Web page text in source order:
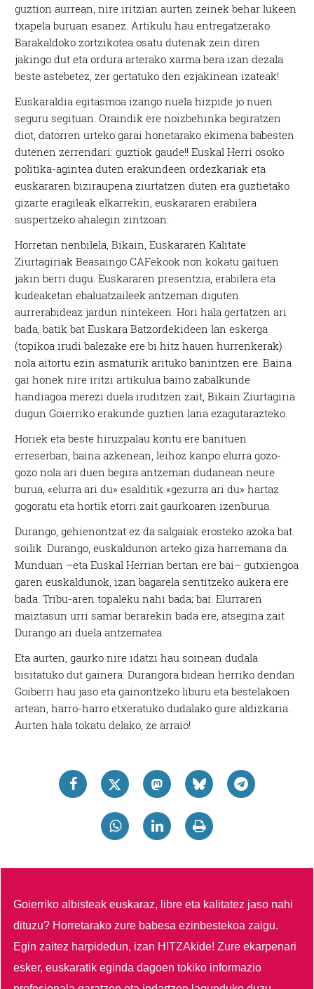
guztion aurrean, nire iritzian aurten zeinek behar lukeen
txapela buruan esanez. Artikulu hau entregatzerako
Barakaldoko zortzikotea osatu dutenak zein diren
jakingo dut eta ordura arterako xarma bera izan dezala
beste astebetez, zer gertatuko den ezjakinean izateak!
Euskaraldia egitasmoa izango nuela hizpide jo nuen
seguru segituan. Oraindik ere noizbehinka begiratzen
diot, datorren urteko garai honetarako ekimena babesten
dutenen zerrendari: guztiok gaude!! Euskal Herri osoko
politika-agintea duten erakundeen ordezkariak eta
euskararen biziraupena ziurtatzen duten era guztietako
gizarte eragileak elkarrekin, euskararen erabilera
suspertzeko ahalegin zintzoan.
Horretan nenbilela, Bikain, Euskararen Kalitate
Ziurtagiriak Beasaingo CAFekook non kokatu gaituen
jakin berri dugu. Euskararen presentzia, erabilera eta
kudeaketan ebaluatzaileek antzeman diguten
aurrerabideaz jardun nintekeen. Hori hala gertatzen ari
bada, batik bat Euskara Batzordekideen lan eskerga
(topikoa irudi balezake ere bi hitz hauen hurrenkerak)
nola aitortu ezin asmaturik arituko banintzen ere. Baina
gai honek nire iritzi artikulua baino zabalkunde
handiagoa merezi duela iruditzen zait, Bikain Ziurtagiria
dugun Goierriko erakunde guztien lana ezagutarazteko.
Horiek eta beste hiruzpalau kontu ere banituen
erreserban, baina azkenean, leihoz kanpo elurra gozo-
gozo nola ari duen begira antzeman dudanean neure
burua, «elurra ari du» esalditik «gezurra ari du» hartaz
gogoratu eta hortik etorri zait gaurkoaren izenburua.
Durango, gehienontzat ez da salgaiak erosteko azoka bat
soilik. Durango, euskaldunon arteko giza harremana da.
Munduan –eta Euskal Herrian bertan ere bai– gutxiengoa
garen euskaldunok, izan bagarela sentitzeko aukera ere
bada. Tribu-aren topaleku nahi bada; bai. Elurraren
maiztasun urri samar berarekin bada ere, atsegina zait
Durango ari duela antzematea.
Eta aurten, gaurko nire idatzi hau soinean dudala
bisitatuko dut gainera: Durangora bidean herriko dendan
Goiberri hau jaso eta gainontzeko liburu eta bestelakoen
artean, harro-harro etxeratuko dudalako gure aldizkaria.
Aurten hala tokatu delako, ze arraio!
Goierriko albisteak euskaraz, libre eta kalitatez jaso nahi
dituzu? Horretarako zure babesa ezinbestekoa zaigu.
Egin zaitez harpidedun, izan HITZAkide!Zure ekarpenari
esker, euskaratik eginda dagoen tokiko informazio